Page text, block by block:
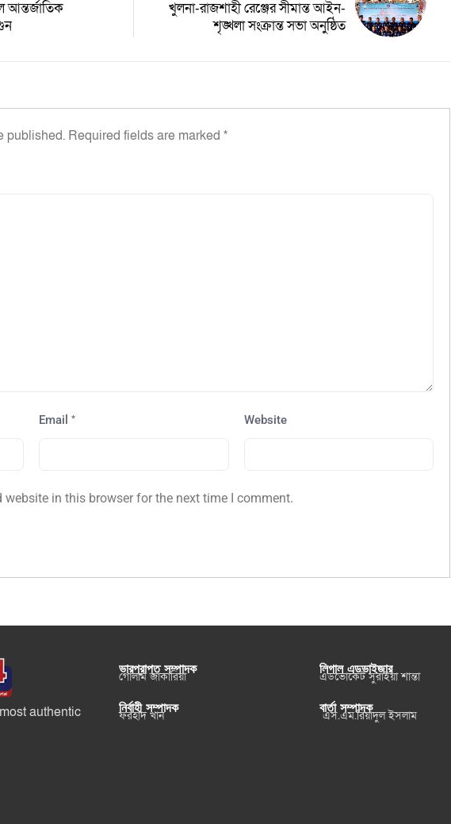
আন্তর্জাতিক
খুলনা-রাজশাহী রেঞ্জের সীমান্ত আইন-
শৃঙ্খলা সংক্রান্ত সভা অনুষ্ঠিত
published. Required fields are marked *
Email* Website
website in this browser for the next time I comment.
authentic
ভারপ্রাপ্ত সম্পাদক
গোলাম জাকারিয়া
নির্বাহী সম্পাদক
ফরহাদ খান
লিগাল এডভাইজার
এডভোকেট সুরাইয়া শান্তা
বার্তা সম্পাদক
এস.এম.রিয়াদুল ইসলাম